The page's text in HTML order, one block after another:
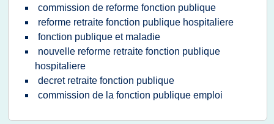
commission de reforme fonction publique
reforme retraite fonction publique hospitaliere
fonction publique et maladie
nouvelle reforme retraite fonction publique
hospitaliere
decret retraite fonction publique
commission de la fonction publique emploi